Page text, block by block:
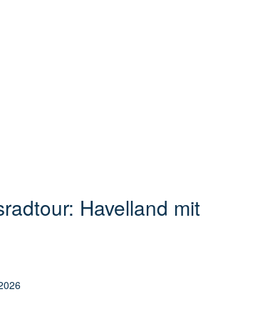
Havelland mit